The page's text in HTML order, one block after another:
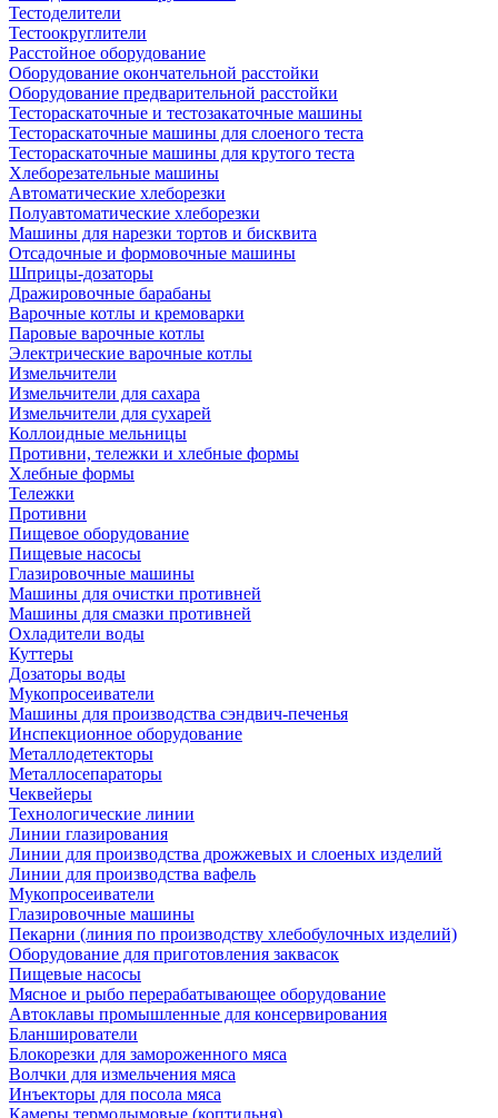
Тестоделители
Тестоокруглители
Расстойное оборудование
Оборудование окончательной расстойки
Оборудование предварительной расстойки
Тестораскаточные и тестозакаточные машины
Тестораскаточные машины для слоеного теста
Тестораскаточные машины для крутого теста
Хлеборезательные машины
Автоматические хлеборезки
Полуавтоматические хлеборезки
Машины для нарезки тортов и бисквита
Отсадочные и формовочные машины
Шприцы-дозаторы
Дражировочные барабаны
Варочные котлы и кремоварки
Паровые варочные котлы
Электрические варочные котлы
Измельчители
Измельчители для сахара
Измельчители для сухарей
Коллоидные мельницы
Противни, тележки и хлебные формы
Хлебные формы
Тележки
Противни
Пищевое оборудование
Пищевые насосы
Глазировочные машины
Машины для очистки противней
Машины для смазки противней
Охладители воды
Куттеры
Дозаторы воды
Мукопросеиватели
Машины для производства сэндвич-печенья
Инспекционное оборудование
Металлодетекторы
Металлосепараторы
Чеквейеры
Технологические линии
Линии глазирования
Линии для производства дрожжевых и слоеных изделий
Линии для производства вафель
Мукопросеиватели
Глазировочные машины
Пекарни (линия по производству хлебобулочных изделий)
Оборудование для приготовления заквасок
Пищевые насосы
Мясное и рыбо перерабатывающее оборудование
Автоклавы промышленные для консервирования
Бланширователи
Блокорезки для замороженного мяса
Волчки для измельчения мяса
Инъекторы для посола мяса
Камеры термодымовые (коптильня)